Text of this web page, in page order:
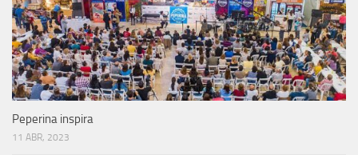
Peperina inspira
11 ABR, 2023